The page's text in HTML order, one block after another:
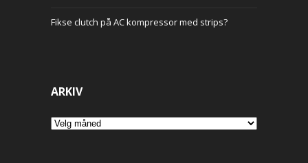
Fikse clutch på AC kompressor med strips?
ARKIV
Arkiv